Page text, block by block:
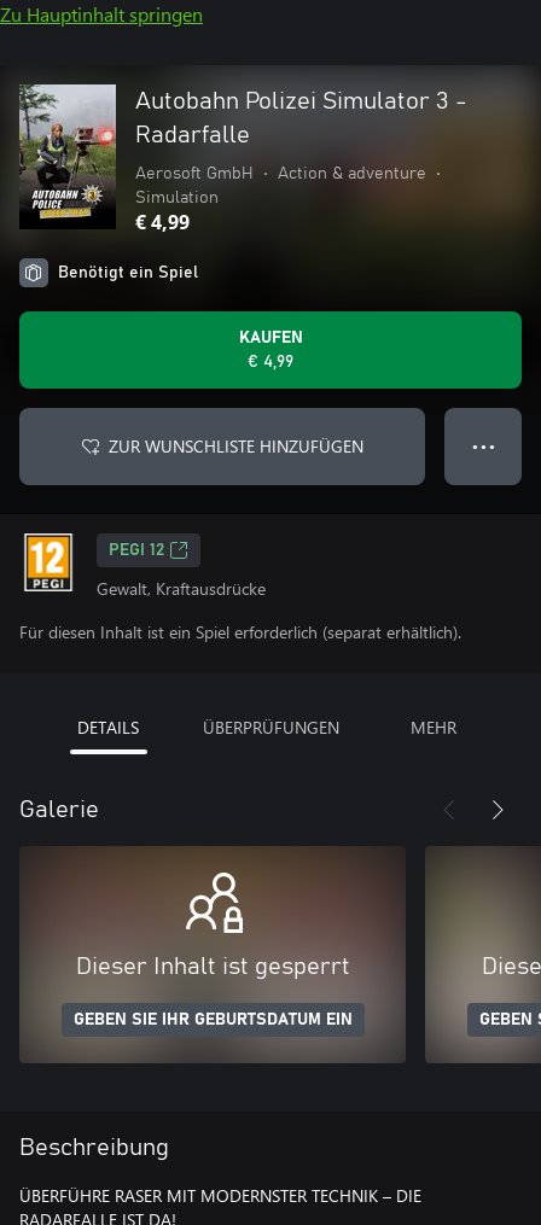
Zu Hauptinhalt springen
Autobahn Polizei Simulator 3 -
Radarfalle
Aerosoft GmbH • Action & adventure
•
Simulation
€ 4,99
Benötigt ein Spiel
KAUFEN
€ 4,99
ZUR WUNSCHLISTE HINZUFÜGEN ● ● ●
PEGI 12
Gewalt, Kraftausdrücke
Für diesen Inhalt ist ein Spiel erforderlich (separat erhältlich).
DETAILS ÜBERPRÜFUNGEN MEHR
Galerie
Dieser Inhalt ist gesperrt
GEBEN SIE IHR GEBURTSDATUM EIN GEBEN
Beschreibung
ÜBERFÜHRE RASER MIT MODERNSTER TECHNIK – DIE
RADARFALLE IST DA!